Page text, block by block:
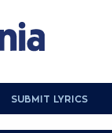
SUBMIT LYRICS